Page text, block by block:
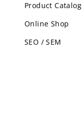
Product Catalog
Online Shop
SEO / SEM